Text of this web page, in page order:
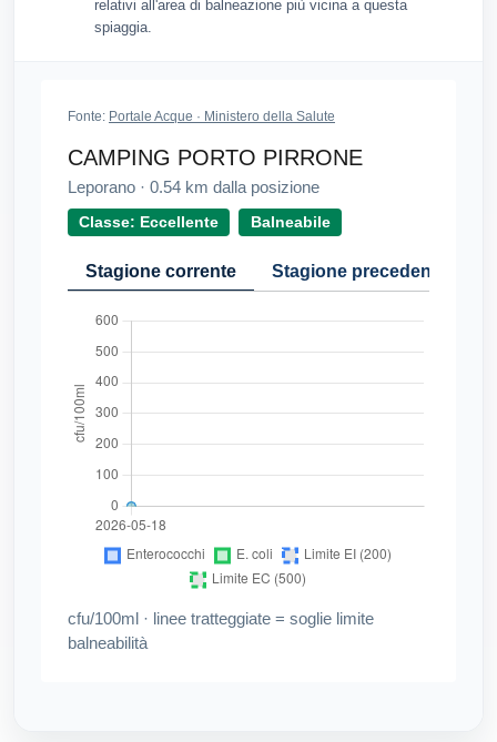
relativi all'area di balneazione più vicina a questa
spiaggia.
Fonte: Portale Acque · Ministero della Salute
CAMPING PORTO PIRRONE
Leporano · 0.54 km dalla posizione
Classe: Eccellente Balneabile
Stagione corrente Stagione precedente
cfu/100ml · linee tratteggiate = soglie limite
balneabilità